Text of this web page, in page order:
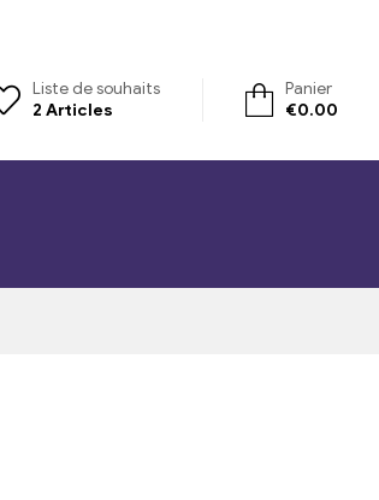
Liste de souhaits
2 Articles
Panier
€0.00